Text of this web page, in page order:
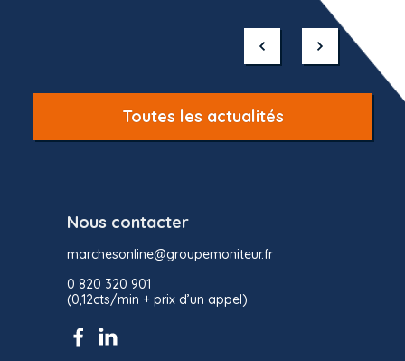
Toutes les actualités
Nous contacter
marchesonline@groupemoniteur.fr
0 820 320 901
(0,12cts/min + prix d’un appel)